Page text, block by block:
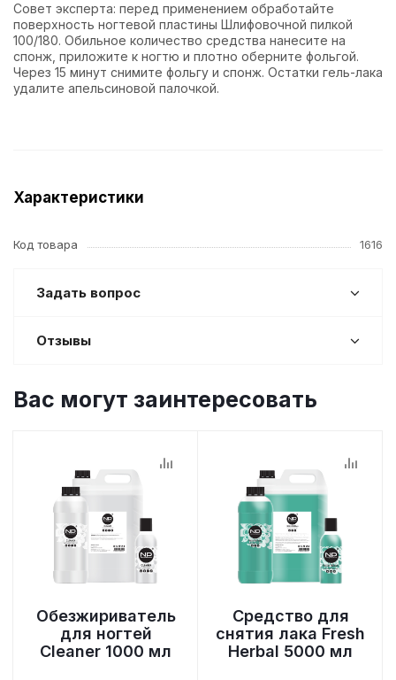
Совет эксперта: перед применением обработайте
поверхность ногтевой пластины Шлифовочной пилкой
100/180. Обильное количество средства нанесите на
спонж, приложите к ногтю и плотно оберните фольгой.
Через 15 минут снимите фольгу и спонж. Остатки гель-лака
удалите апельсиновой палочкой.
Характеристики
Код товара 1616
Задать вопрос
Отзывы
Вас могут заинтересовать
Обезжириватель
для ногтей
Cleaner 1000 мл
Средство для
снятия лака Fresh
Herbal 5000 мл